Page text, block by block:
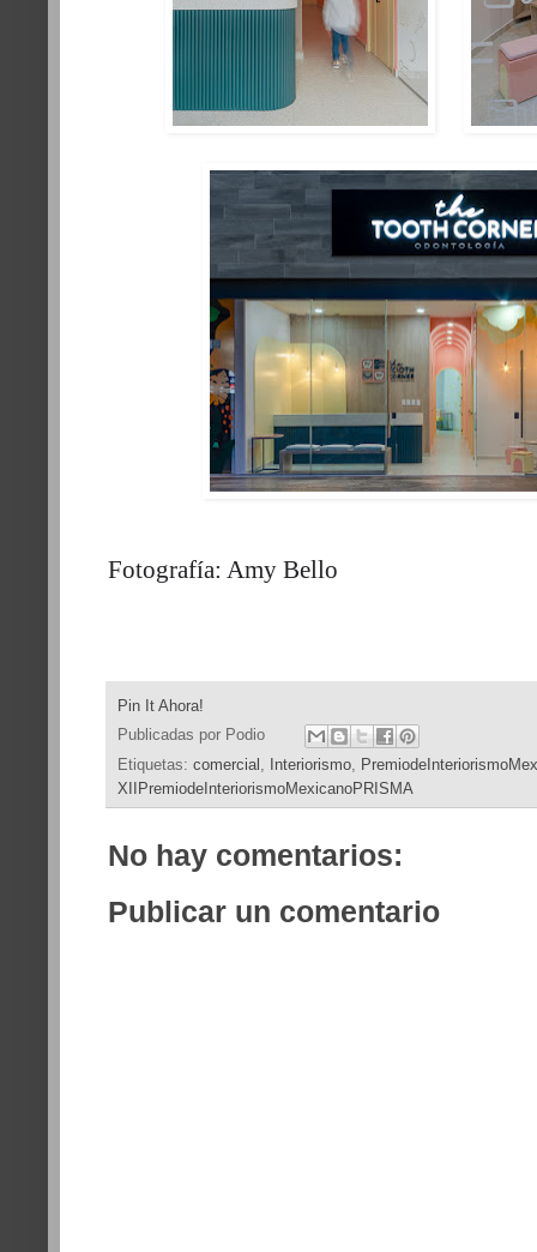
Fotografía: Amy Bello
Pin It Ahora!
Publicadas por Podio
Etiquetas: comercial Interiorismo
XIIPremiodeInteriorismoMexicanoPRISMA
No hay comentarios:
Publicar un comentario